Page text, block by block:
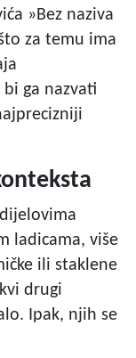
»Bez naziva
za temu ima
ga nazvati
ladicama, više
ili staklene
drugi
Ipak, njih se